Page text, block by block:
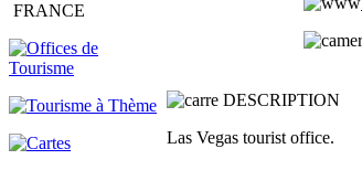
FRANCE
DESCRIPTION
Las Vegas tourist office.